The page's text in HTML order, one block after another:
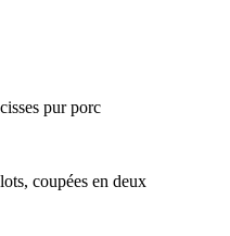
pur porc
coupées en deux